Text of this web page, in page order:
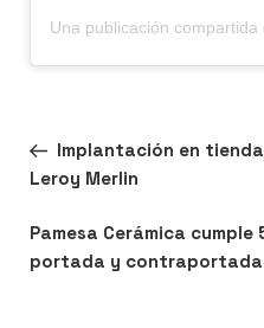
de
Entrada
anterior:
ANTERIOR
Implantación en
Leroy Merlin
Siguiente
entrada
SIGUIENTE
Pamesa Cerámica
portada y contraportada